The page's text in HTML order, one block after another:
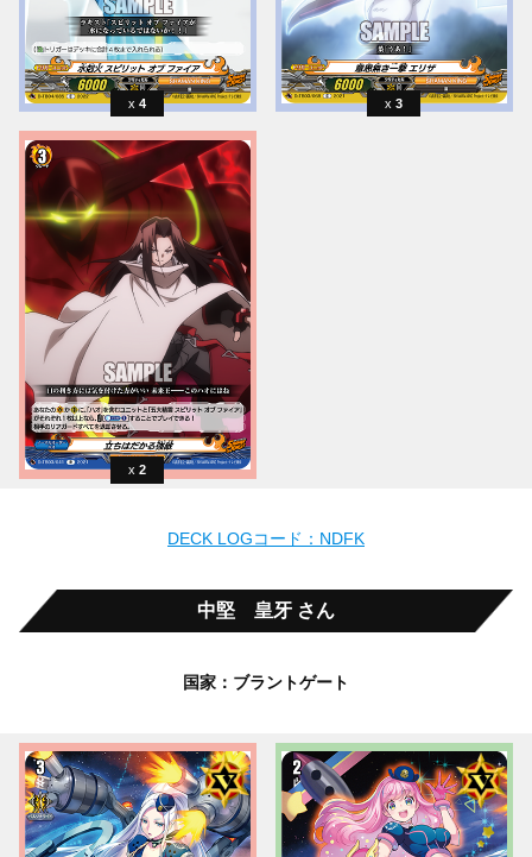
4 3
2
DECK LOGコード：NDFK
中堅 皇牙 さん
国家：ブラントゲート